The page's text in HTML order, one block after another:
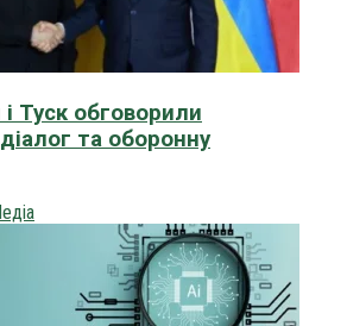
Туск обговорили
та оборонну